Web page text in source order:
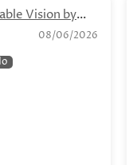
Vision by
08/06/2026